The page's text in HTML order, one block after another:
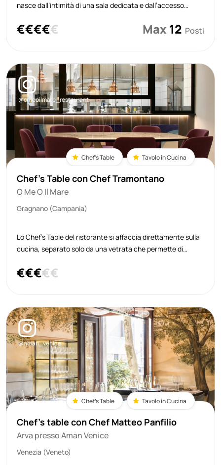
nasce dall’intimità di una sala dedicata e dall’accesso
prima fila, a pochi metri dal pass, con un punto di vista pr
€€€€€ Max 12 Posti
@omeoilmare_restaurant
Chef's Table Tavolo in Cucina
Chef's Table con Chef Tramontano
O Me O Il Mare
Gragnano (Campania)
Lo Chef’s Table del ristorante si affaccia direttamente sulla
cucina, separato solo da una vetrata che permette di
distanza. Il tavolo, elegante e contemporaneo, è circondato
€€€€€
@aman_venice
Chef's Table Tavolo in Cucina
Chef's table con Chef Matteo Panfilio
Arva presso Aman Venice
Venezia (Veneto)